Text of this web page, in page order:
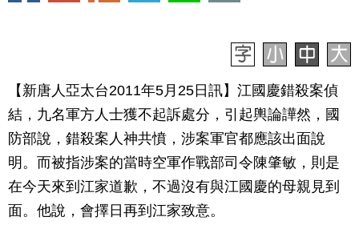
【新唐人亞太台2011年5月25日訊】江國慶錯殺案偵
結，九名軍方人士獲不起訴處分，引起輿論譁然，國
防部說，錯殺案人神共憤，涉案軍官都應該出面說
明。而被指涉案的當時空軍作戰部司令陳肇敏，則是
在今天來到江家道歉，不過沒有與江國慶的母親見到
面。他說，會擇日再到江家致意。